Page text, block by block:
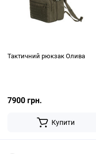
Тактичний рюкзак Олива
7900 грн.
Купити